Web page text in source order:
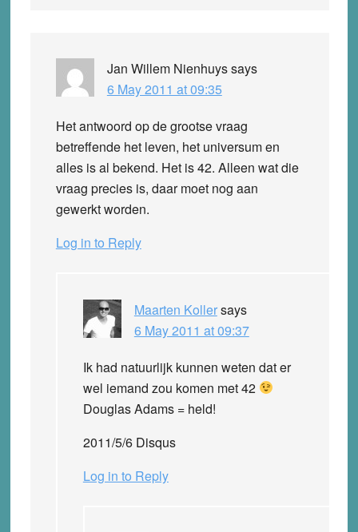
Jan Willem Nienhuyssays
6 May 2011 at 09:35
Het antwoord op de grootse vraag
betreffende het leven, het universum en
alles is al bekend. Het is 42. Alleen wat die
vraag precies is, daar moet nog aan
gewerkt worden.
Log in to Reply
Maarten Kollersays
6 May 2011 at 09:37
Ik had natuurlijk kunnen weten dat er
wel iemand zou komen met 42
Douglas Adams = held!
2011/5/6 Disqus
Log in to Reply